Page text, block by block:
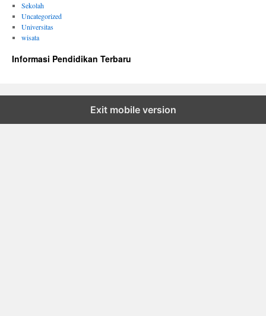
Sekolah
Uncategorized
Universitas
wisata
Informasi Pendidikan Terbaru
Exit mobile version